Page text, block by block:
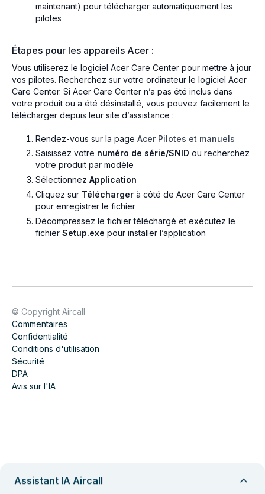
maintenant) pour télécharger automatiquement les
pilotes
Étapes pour les appareils Acer :
Vous utiliserez le logiciel Acer Care Center pour mettre à jour
vos pilotes. Recherchez sur votre ordinateur le logiciel Acer
Care Center. Si Acer Care Center n’a pas été inclus dans
votre produit ou a été désinstallé, vous pouvez facilement le
télécharger depuis leur site d’assistance :
Rendez-vous sur la page Acer Pilotes et manuels
Saisissez votre numéro de série/SNID ou recherchez
votre produit par modèle
Sélectionnez Application
Cliquez sur Télécharger à côté de Acer Care Center
pour enregistrer le fichier
Décompressez le fichier téléchargé et exécutez le
fichier Setup.exe pour installer l’application
© Copyright Aircall
Commentaires
Confidentialité
Conditions d'utilisation
Sécurité
DPA
Avis sur l'IA
Assistant IA Aircall